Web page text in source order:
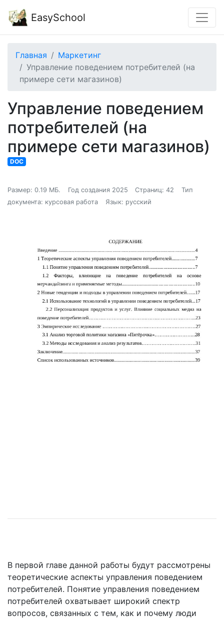
EasySchool
Главная
Маркетинг
Управление поведением потребителей (на
примере сети магазинов)
Управление поведением
потребителей (на
примере сети магазинов)
DOC
Размер: 0.19 МБ. Год создания 2025 Страниц: 42
Тип
документа: курсовая работа
Язык: русский
В первой главе данной работы будут рассмотрены
теоретические аспекты управления поведением
потребителей. Понятие управления поведением
потребителей охватывает широкий спектр
вопросов, связанных с тем, как и почему люди